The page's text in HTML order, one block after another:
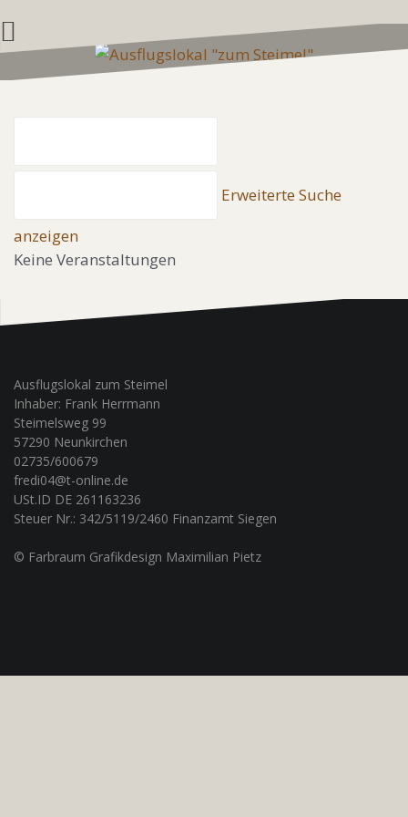
springen
Erweiterte Suche
anzeigen
Keine Veranstaltungen
Ausflugslokal zum Steimel
Inhaber: Frank Herrmann
Steimelsweg 99
57290 Neunkirchen
02735/600679
fredi04@t-online.de
USt.ID DE 261163236
Steuer Nr.: 342/5119/2460 Finanzamt Siegen
© Farbraum Grafikdesign Maximilian Pietz